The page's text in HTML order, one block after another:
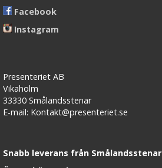
Facebook
Instagram
Presenteriet AB
Vikaholm
33330 Smålandsstenar
E-mail: Kontakt@presenteriet.se
Snabb leverans från Smålandsstenar